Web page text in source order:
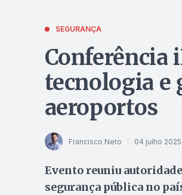
SEGURANÇA
Conferência
tecnologia e
aeroportos
Francisco Neto 04 julho 2025
Evento reuniu
segurança pública no